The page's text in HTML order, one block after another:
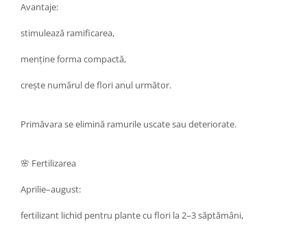
Avantaje:
stimulează ramificarea,
menține forma compactă,
crește numărul de flori anul următor.
Primăvara se elimină ramurile uscate sau deteriorate.
🌸 Fertilizarea
Aprilie–august:
fertilizant lichid pentru plante cu flori la 2–3 săptămâni,